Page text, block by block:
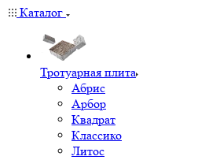
Каталог
Тротуарная плита
Абрис
Арбор
Квадрат
Классико
Литос